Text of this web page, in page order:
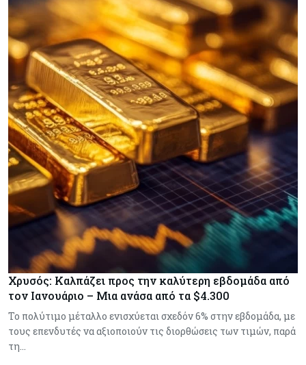
Χρυσός: Καλπάζει προς την καλύτερη εβδομάδα από
τον Ιανουάριο – Μια ανάσα από τα $4.300
Το πολύτιμο μέταλλο ενισχύεται σχεδόν 6% στην εβδομάδα, με
τους επενδυτές να αξιοποιούν τις διορθώσεις των τιμών, παρά
τη…